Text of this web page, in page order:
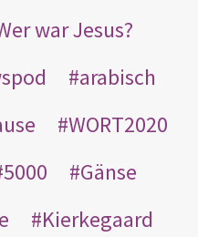
war Jesus?
arabisch
WORT2020
5000
Gänse
Kierkegaard